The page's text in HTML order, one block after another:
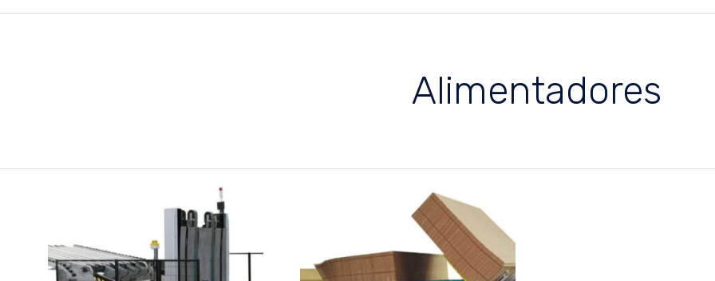
Alimentadores